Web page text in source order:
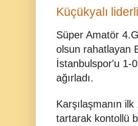
Küçükyalı
Süper Amatör
olsun rahatlayan
İstanbulspor'u 1-0
ağırladı.
Karşılaşmanın
tartarak kontollü